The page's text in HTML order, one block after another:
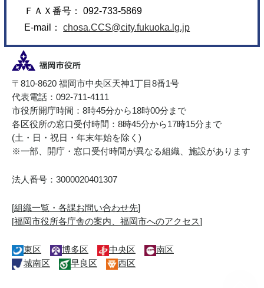
ＦＡＸ番号： 092-733-5869
E-mail：chosa.CCS@city.fukuoka.lg.jp
〒810-8620 福岡市中央区天神1丁目8番1号
代表電話：092-711-4111
市役所開庁時間：8時45分から18時00分まで
各区役所の窓口受付時間：8時45分から17時15分まで
(土・日・祝日・年末年始を除く)
※一部、開庁・窓口受付時間が異なる組織、施設があります
法人番号：3000020401307
[組織一覧・各課お問い合わせ先]
[福岡市役所各庁舎の案内、福岡市へのアクセス]
東区 博多区 中央区
南区
城南区
早良区 西区